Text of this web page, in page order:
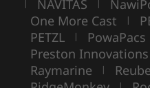
| NAVITAS |
One More Cast |
PETZL | PowaPacs
Preston Innovations
Raymarine |